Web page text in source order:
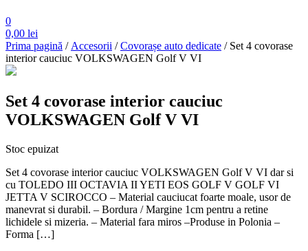
0
0,00 lei
Prima pagină /Accesorii /Covorașe auto dedicate / Set 4 covorase
interior cauciuc VOLKSWAGEN Golf V VI
Set 4 covorase interior cauciuc
VOLKSWAGEN Golf V VI
Stoc epuizat
Set 4 covorase interior cauciuc VOLKSWAGEN Golf V VI dar si
cu TOLEDO III OCTAVIA II YETI EOS GOLF V GOLF VI
JETTA V SCIROCCO – Material cauciucat foarte moale, usor de
manevrat si durabil. – Bordura / Margine 1cm pentru a retine
lichidele si mizeria. – Material fara miros –Produse in Polonia –
Forma […]